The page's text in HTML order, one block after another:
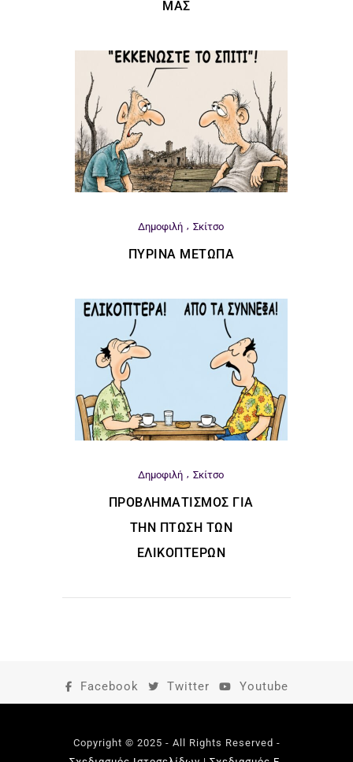
ΜΑΣ
Δημοφιλή Σκίτσο
ΠΎΡΙΝΑ ΜΈΤΩΠΑ
Δημοφιλή Σκίτσο
ΠΡΟΒΛΗΜΑΤΙΣΜΌΣ ΓΙΑ
ΤΗΝ ΠΤΏΣΗ ΤΩΝ
ΕΛΙΚΟΠΤΈΡΩΝ
Facebook Twitter Youtube
Copyright © 2025 - All Rights Reserved -